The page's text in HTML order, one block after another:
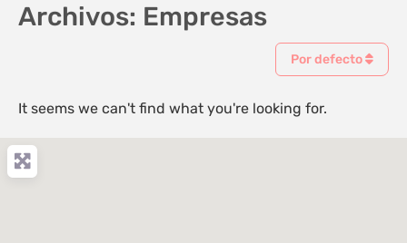
Archivos: Empresas
Por defecto
It seems we can't find what you're looking for.